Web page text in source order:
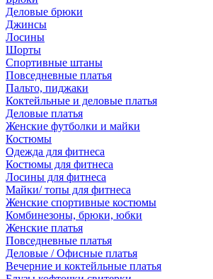
Деловые брюки
Джинсы
Лосины
Шорты
Спортивные штаны
Повседневные платья
Пальто, пиджаки
Коктейльные и деловые платья
Деловые платья
Женские футболки и майки
Костюмы
Одежда для фитнеса
Костюмы для фитнеса
Лосины для фитнеса
Майки/ топы для фитнеса
Женские спортивные костюмы
Комбинезоны, брюки, юбки
Женские платья
Повседневные платья
Деловые / Офисные платья
Вечерние и коктейльные платья